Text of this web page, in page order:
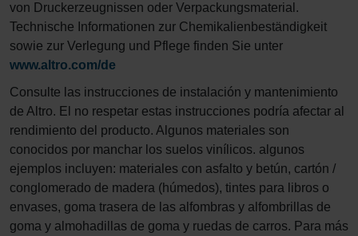
von Druckerzeugnissen oder Verpackungsmaterial.
Technische Informationen zur Chemikalienbeständigkeit
sowie zur Verlegung und Pflege finden Sie unter
www.altro.com/de
Consulte las instrucciones de instalación y mantenimiento
de Altro. El no respetar estas instrucciones podría afectar al
rendimiento del producto. Algunos materiales son
conocidos por manchar los suelos vinílicos. algunos
ejemplos incluyen: materiales con asfalto y betún, cartón /
conglomerado de madera (húmedos), tintes para libros o
envases, goma trasera de las alfombras y alfombrillas de
goma y almohadillas de goma y ruedas de carros. Para más